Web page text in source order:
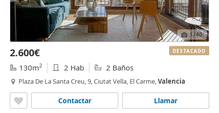
1/40
2.600€
130m2 2 Hab 2 Baños
Plaza De La Santa Creu, 9, Ciutat Vella, El Carme,Valencia
Llamar
Contactar
DESTACADO